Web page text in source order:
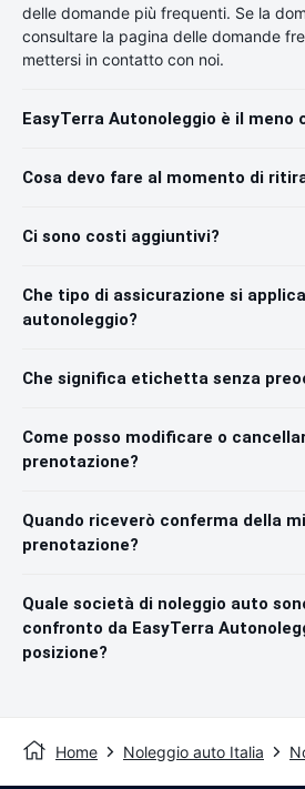
delle domande più frequenti. Se la
consultare la pagina delle domande
mettersi in contatto con noi.
EasyTerra Autonoleggio è il meno
Cosa devo fare al momento di
Ci sono costi aggiuntivi?
Che tipo di assicurazione si
autonoleggio?
Che significa etichetta senza
Come posso modificare o
prenotazione?
Quando riceverò conferma della
prenotazione?
Quale società di noleggio auto
confronto da EasyTerra
posizione?
Home Noleggio auto Italia